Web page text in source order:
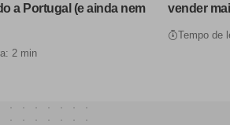
a Portugal (e ainda nem
2 min
vender
Tempo de